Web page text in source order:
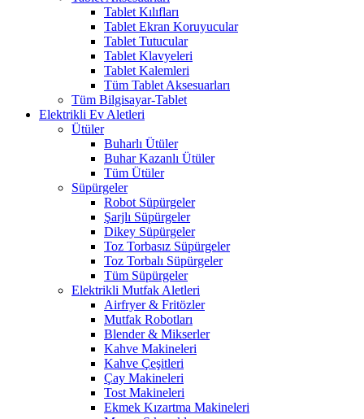
Tablet Kılıfları
Tablet Ekran Koruyucular
Tablet Tutucular
Tablet Klavyeleri
Tablet Kalemleri
Tüm Tablet Aksesuarları
Tüm Bilgisayar-Tablet
Elektrikli Ev Aletleri
Ütüler
Buharlı Ütüler
Buhar Kazanlı Ütüler
Tüm Ütüler
Süpürgeler
Robot Süpürgeler
Şarjlı Süpürgeler
Dikey Süpürgeler
Toz Torbasız Süpürgeler
Toz Torbalı Süpürgeler
Tüm Süpürgeler
Elektrikli Mutfak Aletleri
Airfryer & Fritözler
Mutfak Robotları
Blender & Mikserler
Kahve Makineleri
Kahve Çeşitleri
Çay Makineleri
Tost Makineleri
Ekmek Kızartma Makineleri